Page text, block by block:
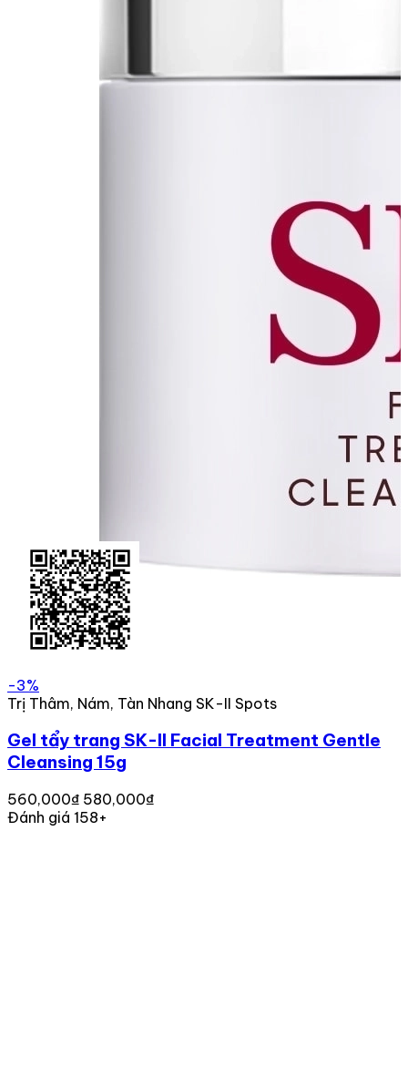
-3%
Trị Thâm, Nám, Tàn Nhang SK-II Spots
Gel tẩy trang SK-II Facial Treatment Gentle
Cleansing 15g
560,000₫ 580,000₫
Đánh giá 158+